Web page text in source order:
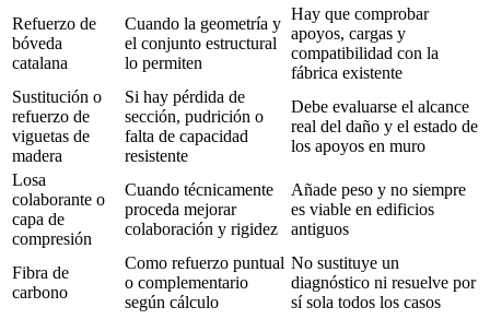
Refuerzo de
bóveda
catalana
Cuando la geometría y
el conjunto estructural
lo permiten
Hay que comprobar
apoyos, cargas y
compatibilidad con la
fábrica existente
Sustitución o
refuerzo de
viguetas de
madera
Si hay pérdida de
sección, pudrición o
falta de capacidad
resistente
Debe evaluarse el alcance
real del daño y el estado de
los apoyos en muro
Losa
colaborante o
capa de
compresión
Cuando técnicamente
proceda mejorar
colaboración y rigidez
Añade peso y no siempre
es viable en edificios
antiguos
Fibra de
carbono
Como refuerzo puntual
o complementario
según cálculo
No sustituye un
diagnóstico ni resuelve por
sí sola todos los casos